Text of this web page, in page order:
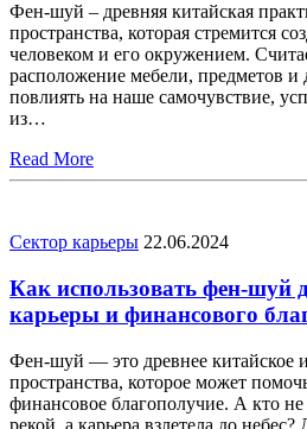
Фен-шуй – древняя китайская
пространства, которая стремится
человеком и его окружением.
расположение мебели, предметов и
повлиять на наше самочувствие,
из…
Read More
Сектор карьеры 22.06.2024
Как использовать фен-шуй
карьеры и финансового
Фен-шуй — это древнее китайское
пространства, которое может
финансовое благополучие. А кто не
рекой, а карьера взлетела до небес?